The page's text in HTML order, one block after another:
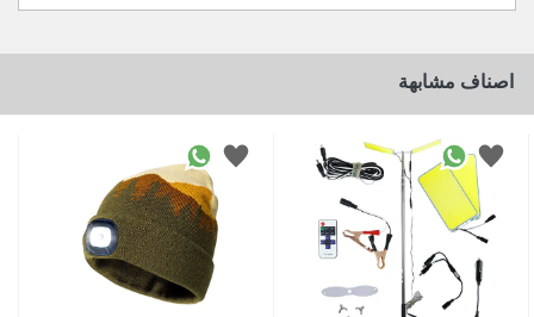
اصناف مشابهة